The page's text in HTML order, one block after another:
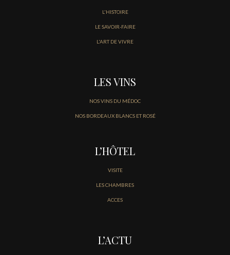
L'HISTOIRE
LE SAVOIR-FAIRE
L'ART DE VIVRE
LES VINS
NOS VINS DU MÉDOC
NOS BORDEAUX BLANCS ET ROSÉ
L’HÔTEL
VISITE
LES CHAMBRES
ACCES
L’ACTU